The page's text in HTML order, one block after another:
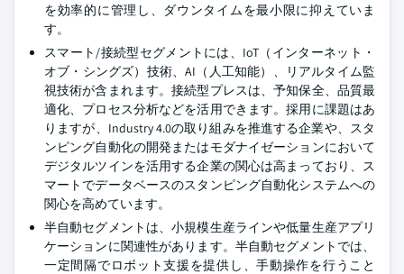
を効率的に管理し、ダウンタイムを最小限に抑えていま
す。
スマート/接続型セグメントには、IoT（インターネット・
オブ・シングズ）技術、AI（人工知能）、リアルタイム監
視技術が含まれます。接続型プレスは、予知保全、品質最
適化、プロセス分析などを活用できます。採用に課題はあ
りますが、Industry 4.0の取り組みを推進する企業や、スタ
ンピング自動化の開発またはモダナイゼーションにおいて
デジタルツインを活用する企業の関心は高まっており、ス
マートでデータベースのスタンピング自動化システムへの
関心を高めています。
半自動セグメントは、小規模生産ラインや低量生産アプリ
ケーションに関連性があります。半自動セグメントでは、
一定間隔でロボット支援を提供し、手動操作を行うこと